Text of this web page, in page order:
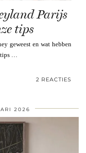
Parijs
tips
geweest en wat hebben
tips …
2 REACTIES
2026